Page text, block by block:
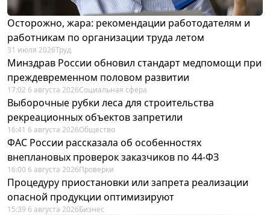
Осторожно, жара: рекомендации работодателям и
работникам по организации труда летом
31 июля 2026Труд
Минздрав России обновил стандарт медпомощи при
преждевременном половом развитии
17:02 6 августа 2026Социальная сфера
Выборочные рубки леса для строительства
рекреационных объектов запретили
16:41 6 августа 2026Общество
ФАС России рассказала об особенностях
внеплановых проверок заказчиков по 44-ФЗ
16:00 6 августа 2026Проверки
Процедуру приостановки или запрета реализации
опасной продукции оптимизируют
15:39 6 августа 2026Бизнес